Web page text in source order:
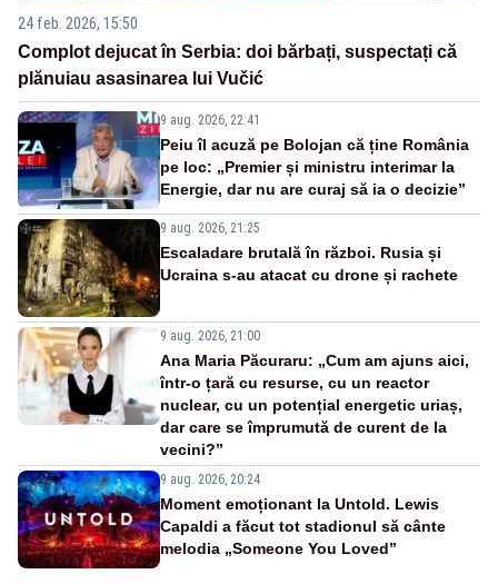
24 feb. 2026, 15:50
Complot dejucat în Serbia: doi bărbați, suspectați că
plănuiau asasinarea lui Vučić
9 aug. 2026, 22:41
Peiu îl acuză pe Bolojan că ține România
pe loc: „Premier și ministru interimar la
Energie, dar nu are curaj să ia o decizie”
9 aug. 2026, 21:25
Escaladare brutală în război. Rusia și
Ucraina s-au atacat cu drone și rachete
9 aug. 2026, 21:00
Ana Maria Păcuraru: „Cum am ajuns aici,
într-o țară cu resurse, cu un reactor
nuclear, cu un potențial energetic uriaș,
dar care se împrumută de curent de la
vecini?”
9 aug. 2026, 20:24
Moment emoționant la Untold. Lewis
Capaldi a făcut tot stadionul să cânte
melodia „Someone You Loved”